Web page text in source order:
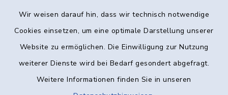
Wir weisen darauf hin, dass wir technisch notwendige
Cookies einsetzen, um eine optimale Darstellung unserer
Website zu ermöglichen. Die Einwilligung zur Nutzung
weiterer Dienste wird bei Bedarf gesondert abgefragt.
Weitere Informationen finden Sie in unseren
Kontakt
Datenschutz